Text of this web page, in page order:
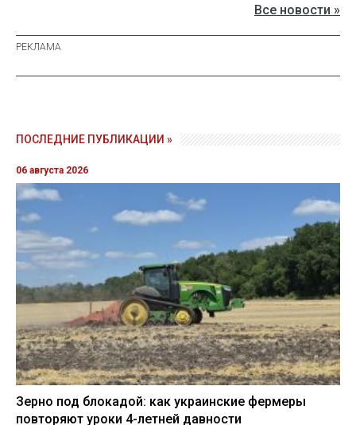
Все новости »
ПОСЛЕДНИЕ ПУБЛИКАЦИИ »
06 августа 2026
Зерно под блокадой: как украинские фермеры
повторяют уроки 4-летней давности